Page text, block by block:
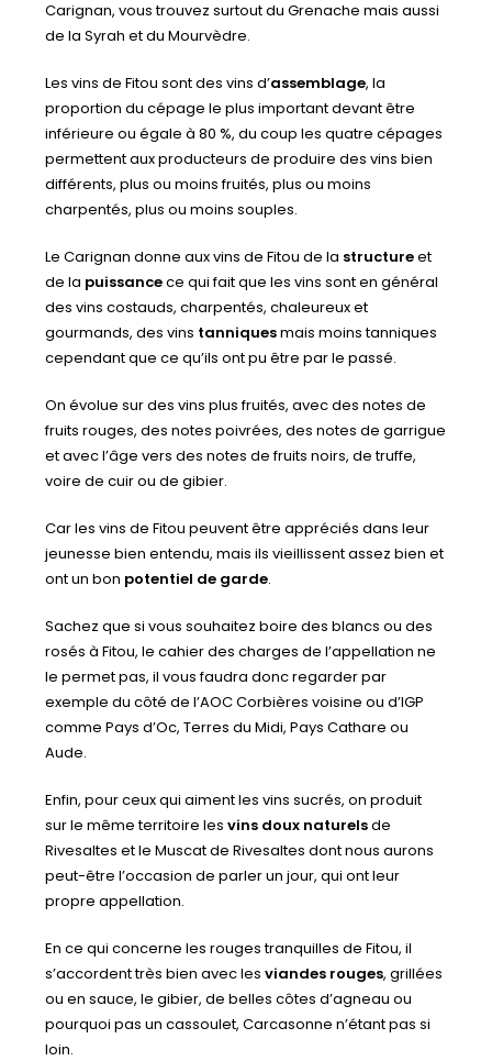
Carignan, vous trouvez surtout du Grenache mais aussi
de la Syrah et du Mourvèdre.
Les vins de Fitou sont des vins d’assemblage, la
proportion du cépage le plus important devant être
inférieure ou égale à 80 %, du coup les quatre cépages
permettent aux producteurs de produire des vins bien
différents, plus ou moins fruités, plus ou moins
charpentés, plus ou moins souples.
Le Carignan donne aux vins de Fitou de la structureet
de la puissancece qui fait que les vins sont en général
des vins costauds, charpentés, chaleureux et
gourmands, des vins tanniquesmais moins tanniques
cependant que ce qu’ils ont pu être par le passé.
On évolue sur des vins plus fruités, avec des notes de
fruits rouges, des notes poivrées, des notes de garrigue
et avec l’âge vers des notes de fruits noirs, de truffe,
voire de cuir ou de gibier.
Car les vins de Fitou peuvent être appréciés dans leur
jeunesse bien entendu, mais ils vieillissent assez bien et
ont un bon potentiel de garde.
Sachez que si vous souhaitez boire des blancs ou des
rosés à Fitou, le cahier des charges de l’appellation ne
le permet pas, il vous faudra donc regarder par
exemple du côté de l’AOC Corbières voisine ou d’IGP
comme Pays d’Oc, Terres du Midi, Pays Cathare ou
Aude.
Enfin, pour ceux qui aiment les vins sucrés, on produit
sur le même territoire lesvins doux naturelsde
Rivesaltes et le Muscat de Rivesaltes dont nous aurons
peut-être l’occasion de parler un jour, qui ont leur
propre appellation.
En ce qui concerne les rouges tranquilles de Fitou, il
s’accordent très bien avec lesviandes rouges, grillées
ou en sauce, le gibier, de belles côtes d’agneau ou
pourquoi pas un cassoulet, Carcasonne n’étant pas si
loin.